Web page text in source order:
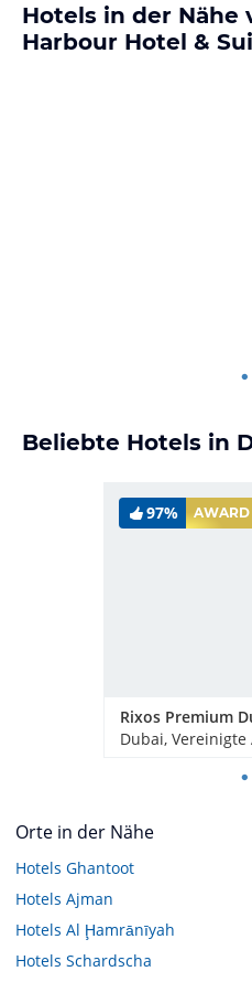
Hotels in der Nähe
Harbour Hotel &
Beliebte Hotels in
97% AWARD
Orte in der Nähe
Hotels Ghantoot
Hotels Ajman
Hotels Al Ḩamrānīyah
Hotels Schardscha